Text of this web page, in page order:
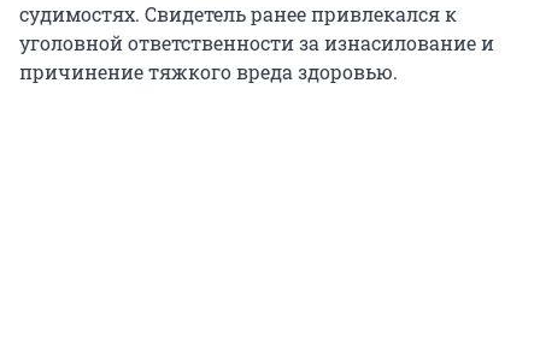
судимостях. Свидетель ранее привлекался к
уголовной ответственности за изнасилование и
причинение тяжкого вреда здоровью.